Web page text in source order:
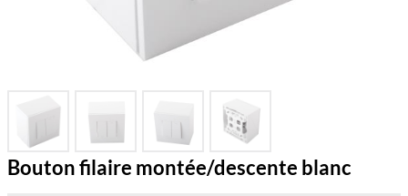
Bouton filaire montée/descente blanc